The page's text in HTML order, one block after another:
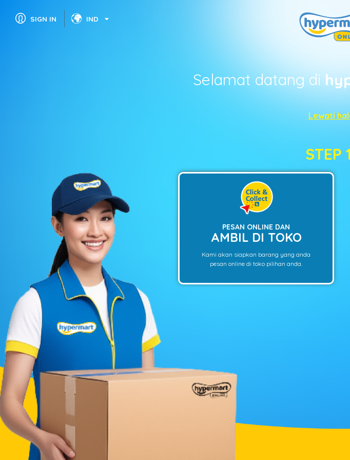
SIGN IN IND
Selamat datang di
Lewati
STEP 1
PESAN ONLINE DAN
AMBIL DI TOKO
Kami akan siapkan barang yang anda
pesan online di toko pilihan anda.